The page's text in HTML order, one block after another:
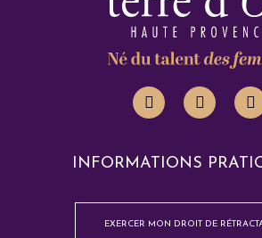
INFORMATIONS
EXERCER MON DROIT DE